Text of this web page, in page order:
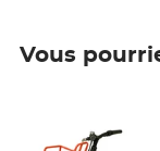
Vous